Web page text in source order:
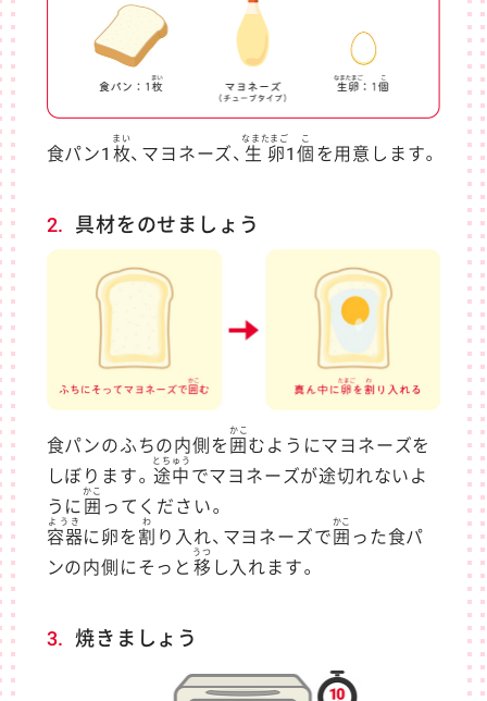
食パン1 枚
まい
、マヨネーズ、 生卵
なまたまご
1 個
こ
を用意します。
2. 具材をのせましょう
食パンのふちの内側を 囲
かこ
むようにマヨネーズを
しぼります。 途中
とちゅう
でマヨネーズが途切れないよ
うに 囲
かこ
ってください。
容器
ようき
に卵を 割
わ
り入れ、マヨネーズで 囲
かこ
った食パ
ンの内側にそっと 移
うつ
し入れます。
3. 焼きましょう